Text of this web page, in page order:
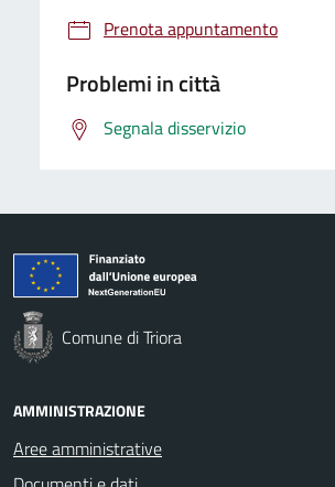
Prenota appuntamento
Problemi in città
Segnala disservizio
Comune di Triora
AMMINISTRAZIONE
Aree amministrative